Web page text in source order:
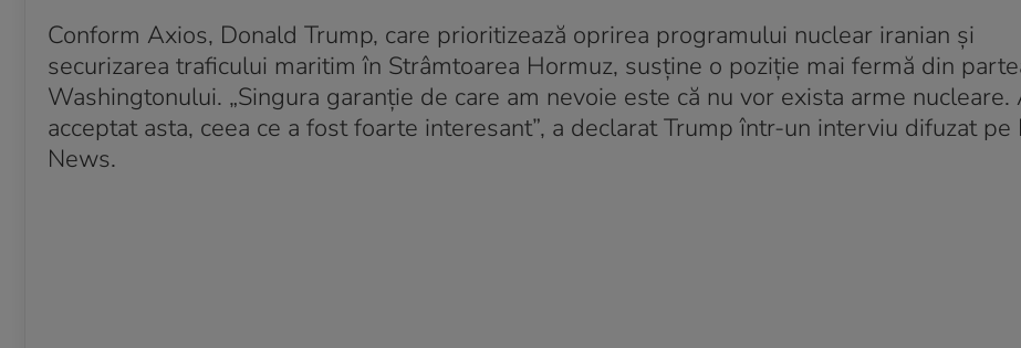
Conform Axios, Donald Trump, care prioritizează oprirea programului nuclear iranian și
securizarea traficului maritim în Strâmtoarea Hormuz, susține o poziție mai fermă din
Washingtonului. „Singura garanție de care am nevoie este că nu vor exista arme nucleare.
acceptat asta, ceea ce a fost foarte interesant”, a declarat Trump într-un interviu difuzat pe
News.